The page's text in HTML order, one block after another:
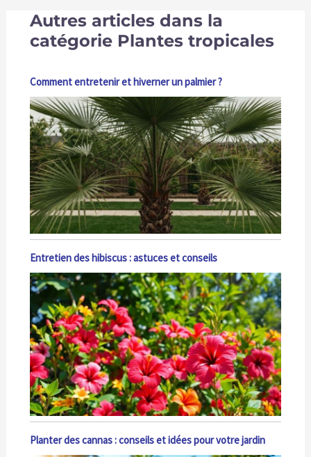
Autres articles dans la
catégorie Plantes tropicales
Comment entretenir et hiverner un palmier ?
Entretien des hibiscus : astuces et conseils
Planter des cannas : conseils et idées pour votre jardin